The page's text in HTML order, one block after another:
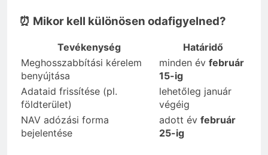
⏰ Mikor kell különösen odafigyelned?
Tevékenység
Határidő
Meghosszabbítási kérelem
benyújtása
minden év február
15-ig
Adataid frissítése (pl.
földterület)
lehetőleg január
végéig
NAV adózási forma
bejelentése
adott év február
25-ig